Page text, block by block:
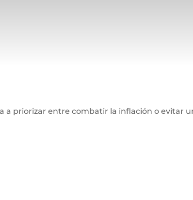
a priorizar entre combatir la inflación o evitar